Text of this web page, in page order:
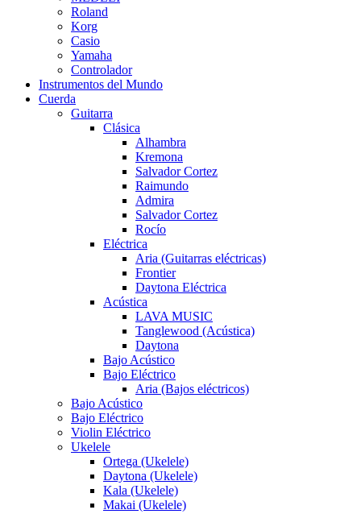
Roland
Korg
Casio
Yamaha
Controlador
Instrumentos del Mundo
Cuerda
Guitarra
Clásica
Alhambra
Kremona
Salvador Cortez
Raimundo
Admira
Salvador Cortez
Rocío
Eléctrica
Aria (Guitarras eléctricas)
Frontier
Daytona Eléctrica
Acústica
LAVA MUSIC
Tanglewood (Acústica)
Daytona
Bajo Acústico
Bajo Eléctrico
Aria (Bajos eléctricos)
Bajo Acústico
Bajo Eléctrico
Violin Eléctrico
Ukelele
Ortega (Ukelele)
Daytona (Ukelele)
Kala (Ukelele)
Makai (Ukelele)